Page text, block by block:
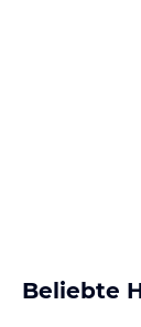
Beliebte